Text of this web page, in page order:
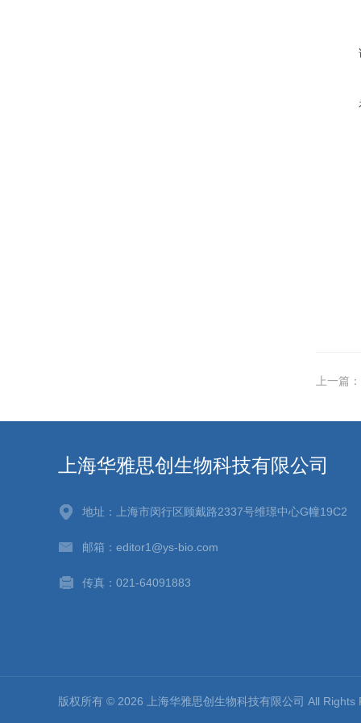
上一篇：
上海华雅思创生物科技有限公司
地址：上海市闵行区顾戴路2337号维璟中心G幢19C2
邮箱：editor1@ys-bio.com
传真：021-64091883
版权所有 © 2026 上海华雅思创生物科技有限公司 All